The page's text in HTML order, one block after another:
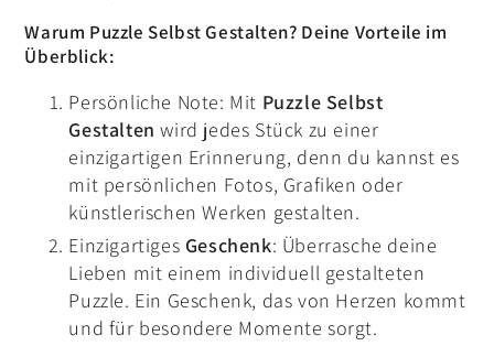
Warum Puzzle Selbst Gestalten? Deine Vorteile im
Überblick:
Persönliche Note: Mit Puzzle Selbst
Gestalten wird jedes Stück zu einer
einzigartigen Erinnerung, denn du kannst es
mit persönlichen Fotos, Grafiken oder
künstlerischen Werken gestalten.
Einzigartiges Geschenk: Überrasche deine
Lieben mit einem individuell gestalteten
Puzzle. Ein Geschenk, das von Herzen kommt
und für besondere Momente sorgt.